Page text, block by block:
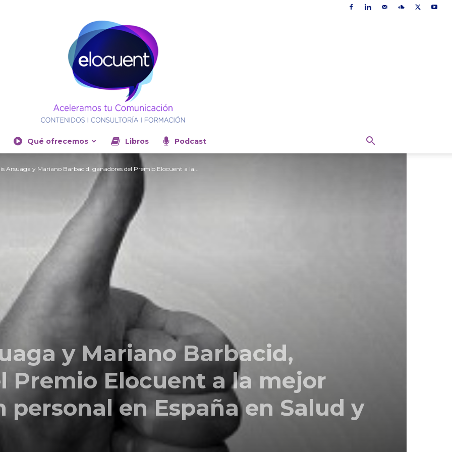
Elocuent-
Comunicación
para
Qué ofrecemos Libros Podcast
Arsuaga y Mariano Barbacid, ganadores del Premio Elocuent a la...
y Mariano Barbacid,
Premio Elocuent a la mejor
en España en Salud y